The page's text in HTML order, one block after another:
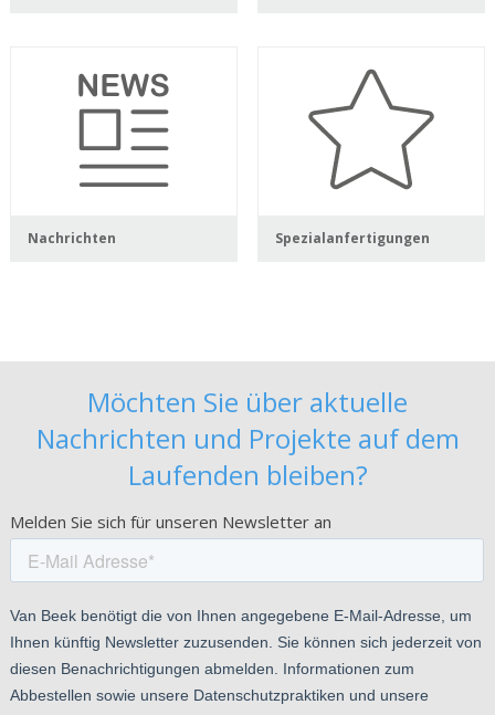
Nachrichten Spezialanfertigungen
Möchten Sie über aktuelle
Nachrichten und Projekte auf dem
Laufenden bleiben?
Melden Sie sich für unseren Newsletter an